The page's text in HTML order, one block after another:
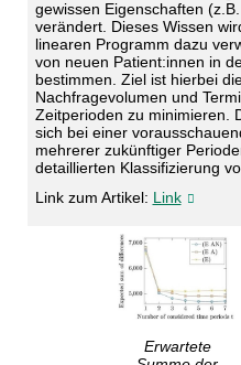
gewissen Eigenschaften
verändert. Dieses Wissen
linearen Programm dazu
von neuen Patient:innen in
bestimmen. Ziel ist hierbei
Nachfragevolumen und
Zeitperioden zu minimieren.
sich bei einer
mehrerer zukünftiger
detaillierten Klassifizierung
Link zum Artikel: Link
Erwartete